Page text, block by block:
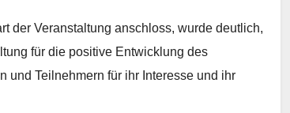
der Veranstaltung anschloss, wurde deutlich,
für die positive Entwicklung des
und Teilnehmern für ihr Interesse und ihr